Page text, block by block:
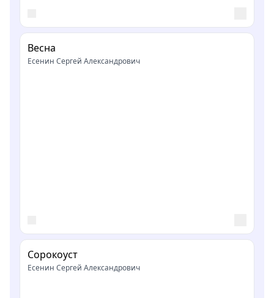
Весна
Есенин Сергей Александрович
Сорокоуст
Есенин Сергей Александрович